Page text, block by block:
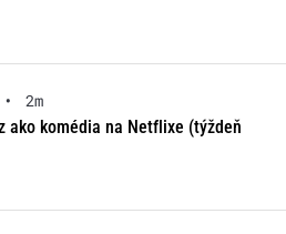
•
2m
ako komédia na Netflixe (týždeň